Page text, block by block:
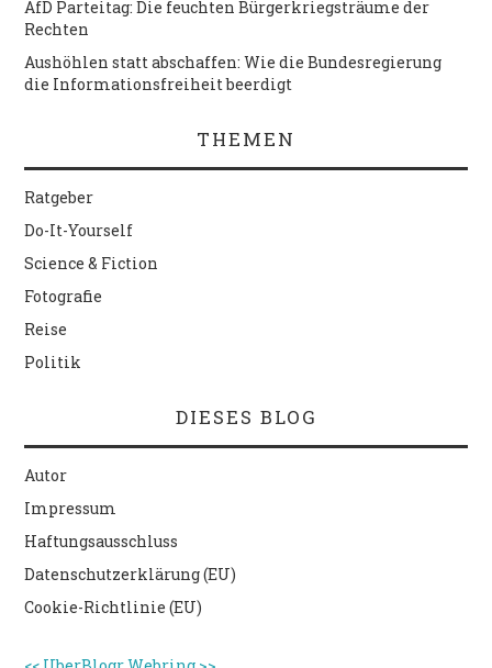
AfD Parteitag: Die feuchten Bürgerkriegsträume der
Rechten
Aushöhlen statt abschaffen: Wie die Bundesregierung
die Informationsfreiheit beerdigt
THEMEN
Ratgeber
Do-It-Yourself
Science & Fiction
Fotografie
Reise
Politik
DIESES BLOG
Autor
Impressum
Haftungsausschluss
Datenschutzerklärung (EU)
Cookie-Richtlinie (EU)